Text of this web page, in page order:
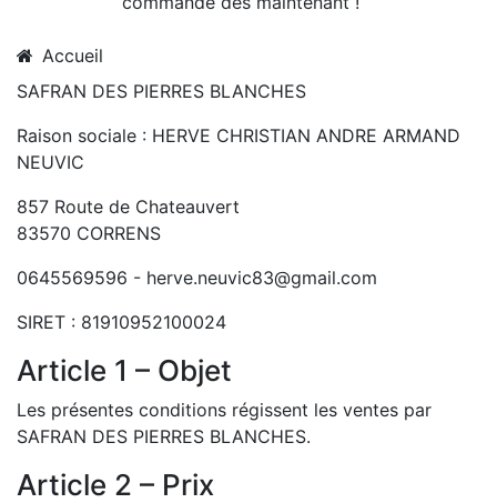
Accueil
SAFRAN DES PIERRES BLANCHES
Raison sociale : HERVE CHRISTIAN ANDRE ARMAND
NEUVIC
857 Route de Chateauvert
83570 CORRENS
0645569596 - herve.neuvic83@gmail.com
SIRET : 81910952100024
Article 1 – Objet
Les présentes conditions régissent les ventes par
SAFRAN DES PIERRES BLANCHES.
Article 2 – Prix